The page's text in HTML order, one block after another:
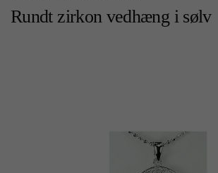
Rundt zirkon vedhæng i sølv